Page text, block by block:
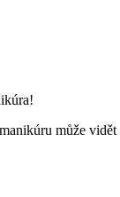
může